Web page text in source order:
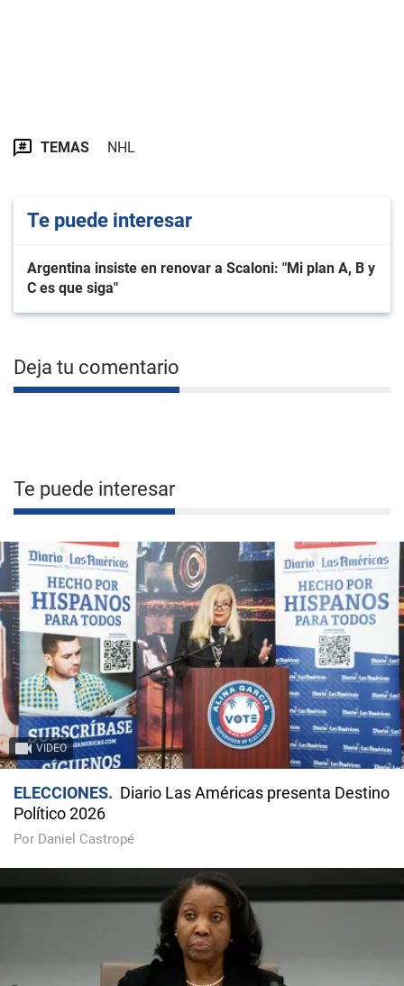
TEMAS NHL
Te puede interesar
Argentina insiste en renovar a Scaloni: "Mi plan A, B y
C es que siga"
Deja tu comentario
Te puede interesar
VIDEO
ELECCIONES
Diario Las Américas presenta Destino
Político 2026
Por Daniel Castropé